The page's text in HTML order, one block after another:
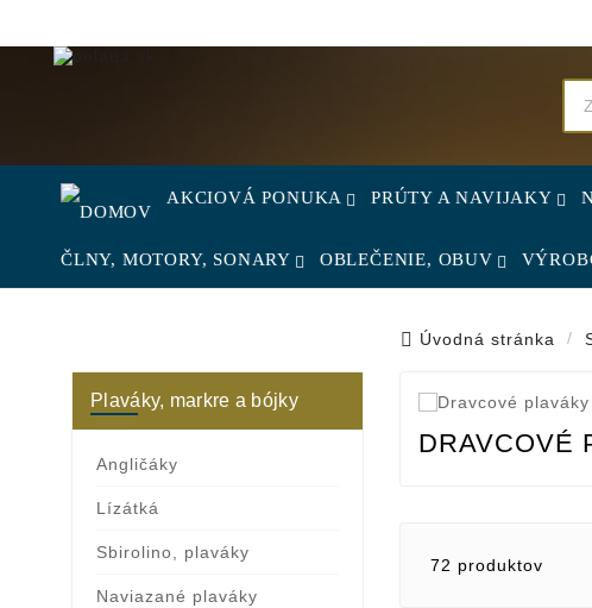
AKCIOVÁ PONUKA PRÚTY A NAVIJAKY
ČLNY, MOTORY, SONARY OBLEČENIE, OBUV
Úvodná stránka
Plaváky, markre a bójky
Angličáky
Lízátká
Sbirolino, plaváky
Naviazané plaváky
DRAVCOVÉ
72 produktov